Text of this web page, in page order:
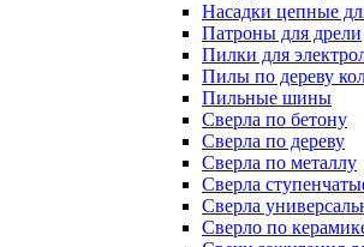
Насадки цепные
Патроны для дрели
Пилки для
Пилы по дереву
Пильные шины
Сверла по бетону
Сверла по дереву
Сверла по металлу
Сверла
Сверла
Сверло по